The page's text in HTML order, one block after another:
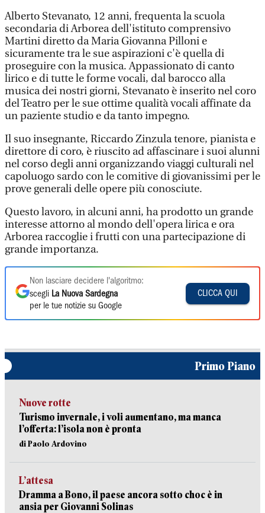
Alberto Stevanato, 12 anni, frequenta la scuola
secondaria di Arborea dell'istituto comprensivo
Martini diretto da Maria Giovanna Pilloni e
sicuramente tra le sue aspirazioni c'è quella di
proseguire con la musica. Appassionato di canto
lirico e di tutte le forme vocali, dal barocco alla
musica dei nostri giorni, Stevanato è inserito nel coro
del Teatro per le sue ottime qualità vocali affinate da
un paziente studio e da tanto impegno.
Il suo insegnante, Riccardo Zinzula tenore, pianista e
direttore di coro, è riuscito ad affascinare i suoi alunni
nel corso degli anni organizzando viaggi culturali nel
capoluogo sardo con le comitive di giovanissimi per le
prove generali delle opere più conosciute.
Questo lavoro, in alcuni anni, ha prodotto un grande
interesse attorno al mondo dell'opera lirica e ora
Arborea raccoglie i frutti con una partecipazione di
grande importanza.
Non lasciare decidere l'algoritmo:
scegli La Nuova Sardegna
per le tue notizie su Google
CLICCA QUI
Primo Piano
Nuove rotte
Turismo invernale, i voli aumentano, ma manca
l’offerta: l’isola non è pronta
di Paolo Ardovino
L’attesa
Dramma a Bono, il paese ancora sotto choc è in
ansia per Giovanni Solinas